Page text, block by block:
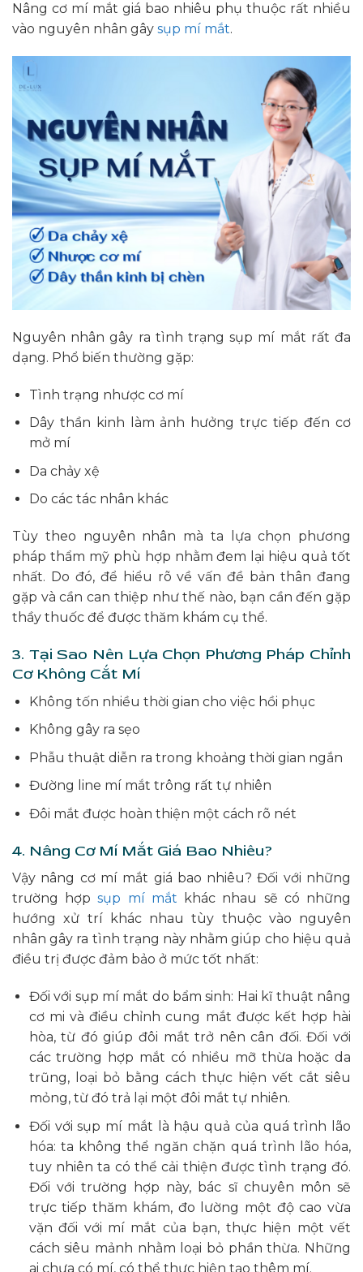
Nâng cơ mí mắt giá bao nhiêu phụ thuộc rất nhiều
vào nguyên nhân gây sụp mí mắt.
Nguyên nhân gây ra tình trạng sụp mí mắt rất đa
dạng. Phổ biến thường gặp:
Tình trạng nhược cơ mí
Dây thần kinh làm ảnh hưởng trực tiếp đến cơ
mở mí
Da chảy xệ
Do các tác nhân khác
Tùy theo nguyên nhân mà ta lựa chọn phương
pháp thẩm mỹ phù hợp nhằm đem lại hiệu quả tốt
nhất. Do đó, để hiểu rõ về vấn đề bản thân đang
gặp và cần can thiệp như thế nào, bạn cần đến gặp
thầy thuốc để được thăm khám cụ thể.
3. Tại Sao Nên Lựa Chọn Phương Pháp Chỉnh
Cơ Không Cắt Mí
Không tốn nhiều thời gian cho việc hồi phục
Không gây ra sẹo
Phẫu thuật diễn ra trong khoảng thời gian ngắn
Đường line mí mắt trông rất tự nhiên
Đôi mắt được hoàn thiện một cách rõ nét
4. Nâng Cơ Mí Mắt Giá Bao Nhiêu?
Vậy nâng cơ mí mắt giá bao nhiêu? Đối với những
trường hợpsụp mí mắt khác nhau sẽ có những
hướng xử trí khác nhau tùy thuộc vào nguyên
nhân gây ra tình trạng này nhằm giúp cho hiệu quả
điều trị được đảm bảo ở mức tốt nhất:
Đối với sụp mí mắt do bẩm sinh: Hai kĩ thuật nâng
cơ mi và điều chỉnh cung mắt được kết hợp hài
hòa, từ đó giúp đôi mắt trở nên cân đối. Đối với
các trường hợp mắt có nhiều mỡ thừa hoặc da
trũng, loại bỏ bằng cách thực hiện vết cắt siêu
mỏng, từ đó trả lại một đôi mắt tự nhiên.
Đối với sụp mí mắt là hậu quả của quá trình lão
hóa: ta không thể ngăn chặn quá trình lão hóa,
tuy nhiên ta có thể cải thiện được tình trạng đó.
Đối với trường hợp này, bác sĩ chuyên môn sẽ
trực tiếp thăm khám, đo lường một độ cao vừa
vặn đối với mí mắt của bạn, thực hiện một vết
cách siêu mảnh nhằm loại bỏ phần thừa. Những
ai chưa có mí, có thể thực hiện tạo thêm mí.